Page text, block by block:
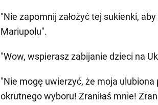
"Nie zapomnij założyć tej sukienki,
Mariupolu".
"Wow, wspierasz zabijanie dzieci na
"Nie mogę uwierzyć, że moja ulubiona
okrutnego wyboru! Zraniłaś mnie!